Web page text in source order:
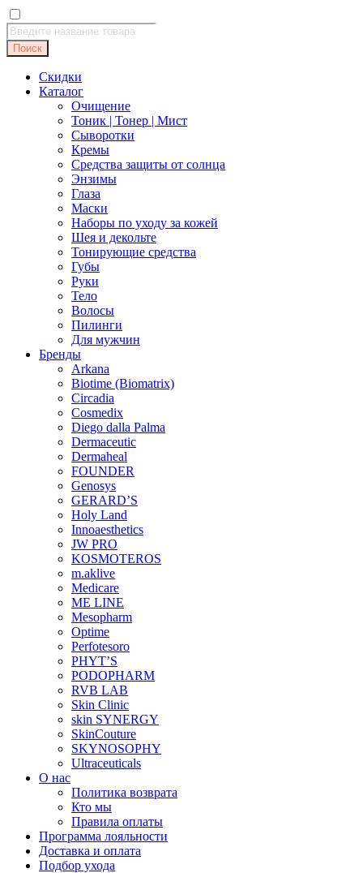
Поиск
товаров
Поиск
Скидки
Каталог
Очищение
Тоник | Тонер | Мист
Сыворотки
Кремы
Средства защиты от солнца
Энзимы
Глаза
Маски
Наборы по уходу за кожей
Шея и декольте
Тонирующие средства
Губы
Руки
Тело
Волосы
Пилинги
Для мужчин
Бренды
Arkana
Biotime (Biomatrix)
Circadia
Cosmedix
Diego dalla Palma
Dermaceutic
Dermaheal
FOUNDER
Genosys
GERARD’S
Holy Land
Innoaesthetics
JW PRO
KOSMOTEROS
m.aklive
Medicare
ME LINE
Mesopharm
Optime
Perfotesoro
PHYT’S
PODOPHARM
RVB LAB
Skin Clinic
skin SYNERGY
SkinCouture
SKYNOSOPHY
Ultraceuticals
О нас
Политика возврата
Кто мы
Правила оплаты
Программа лояльности
Доставка и оплата
Подбор ухода